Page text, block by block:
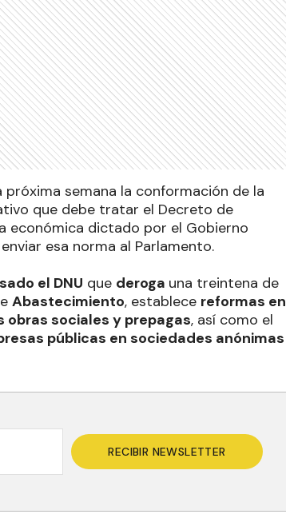
semana la conformación de la
que debe tratar el Decreto de
económica dictado por el Gobierno
esa norma al Parlamento.
el DNU que deroga una treintena de
Abastecimiento, establece reformas en
obras sociales y prepagas, así como el
públicas en sociedades anónimas
RECIBIR NEWSLETTER